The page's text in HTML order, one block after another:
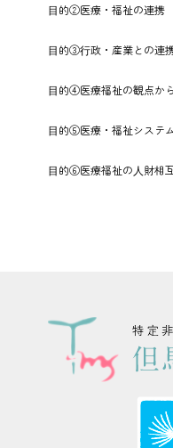
⽬的②医療・福祉の連携
⽬的③⾏政・産業との連
⽬的④医療福祉の観点か
⽬的⑤医療・福祉システ
⽬的⑥医療福祉の⼈財相